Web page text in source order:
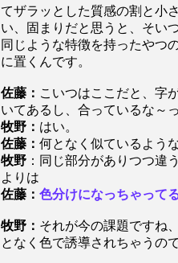
てザラッとした質感の割と小
い、固まりだと思うと、そい
同じような特徴を持ったやつ
に置くんです。
佐藤： こいつはここだと、字
いてあるし、合っているな～
牧野： はい。
佐藤： 何となく似ているよう
牧野 ：同じ部分がありつつ違
よりは
佐藤： 色分けになっちゃって
牧野： それが今の課題ですね
となく色で誘導されちゃうの